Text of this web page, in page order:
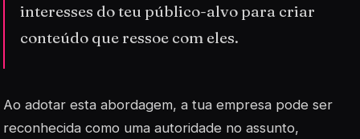
interesses do teu público-alvo para criar
conteúdo que ressoe com eles.
Ao adotar esta abordagem, a tua empresa pode ser
reconhecida como uma autoridade no assunto,